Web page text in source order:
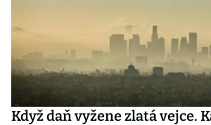
Když daň vyžene zlatá vejce.